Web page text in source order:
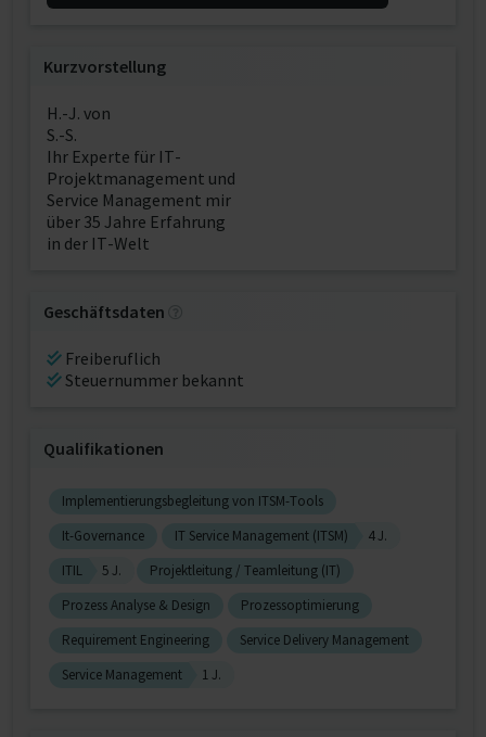
Kurzvorstellung
H.-J. von
S.-S.
Ihr Experte für IT-
Projektmanagement und
Service Management mir
über 35 Jahre Erfahrung
in der IT-Welt
Geschäftsdaten
Freiberuflich
Steuernummer bekannt
Qualifikationen
Implementierungsbegleitung von ITSM-Tools
It-Governance
IT Service Management (ITSM)
4 J.
ITIL
5 J.
Projektleitung / Teamleitung (IT)
Prozess Analyse & Design
Prozessoptimierung
Requirement Engineering
Service Delivery Management
Service Management
1 J.